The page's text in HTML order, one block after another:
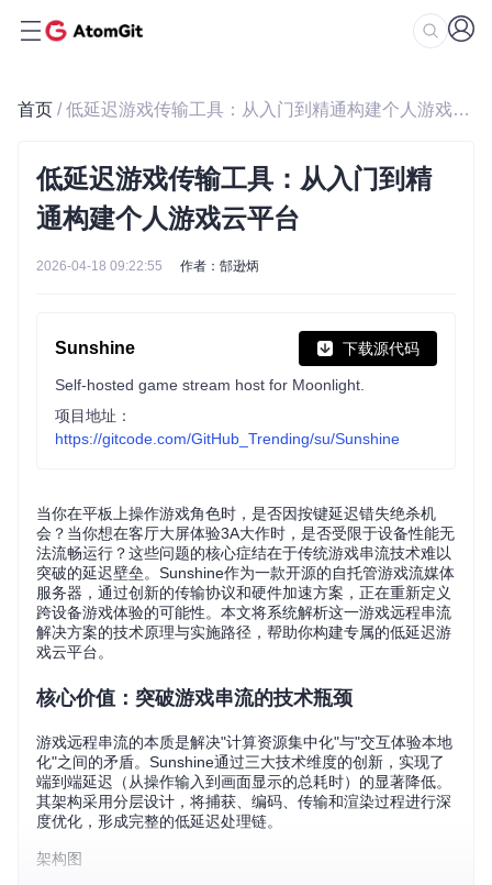
首页 / 低延迟游戏传输工具：从入门到精通构建个人游戏云平台
低延迟游戏传输工具：从入门到精
通构建个人游戏云平台
2026-04-18 09:22:55 作者：郜逊炳
Sunshine 下载源代码
Self-hosted game stream host for Moonlight.
项目地址：
https://gitcode.com/GitHub_Trending/su/Sunshine
当你在平板上操作游戏角色时，是否因按键延迟错失绝杀机
会？当你想在客厅大屏体验3A大作时，是否受限于设备性能无
法流畅运行？这些问题的核心症结在于传统游戏串流技术难以
突破的延迟壁垒。Sunshine作为一款开源的自托管游戏流媒体
服务器，通过创新的传输协议和硬件加速方案，正在重新定义
跨设备游戏体验的可能性。本文将系统解析这一游戏远程串流
解决方案的技术原理与实施路径，帮助你构建专属的低延迟游
戏云平台。
核心价值：突破游戏串流的技术瓶颈
游戏远程串流的本质是解决"计算资源集中化"与"交互体验本地
化"之间的矛盾。Sunshine通过三大技术维度的创新，实现了
端到端延迟（从操作输入到画面显示的总耗时）的显著降低。
其架构采用分层设计，将捕获、编码、传输和渲染过程进行深
度优化，形成完整的低延迟处理链。
架构图